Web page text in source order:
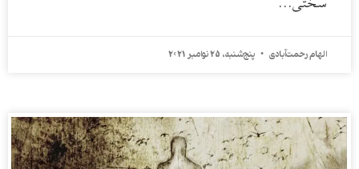
الهام رحمت‌آبادی پنج‌شنبه، 25 نوامبر 2021